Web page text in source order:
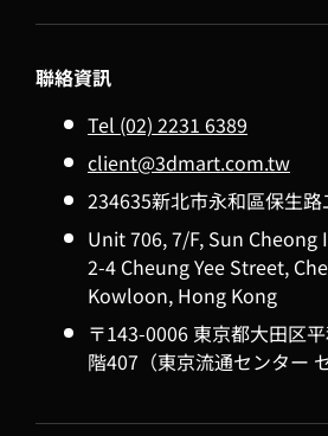
聯絡資訊
Tel (02) 2231 6389
client@3dmart.com.tw
234635新北市永和區保生
Unit 706, 7/F, Sun
2-4 Cheung Yee Street,
Kowloon, Hong Kong
〒143-0006 東京都大田区
階407（東京流通センター